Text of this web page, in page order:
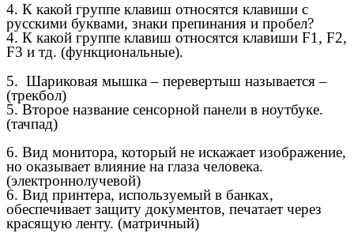
4. К какой группе клавиш относятся клавиши с
русскими буквами, знаки препинания и пробел?
4. К какой группе клавиш относятся клавиши F1, F2,
F3 и тд. (функциональные).
5. Шариковая мышка – перевертыш называется –
(трекбол)
5. Второе название сенсорной панели в ноутбуке.
(тачпад)
6. Вид монитора, который не искажает изображение,
но оказывает влияние на глаза человека.
(электроннолучевой)
6. Вид принтера, используемый в банках,
обеспечивает защиту документов, печатает через
красящую ленту. (матричный)